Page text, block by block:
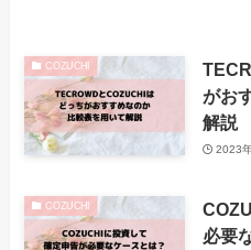
COZUCHI
がお
解説
2023
COZUCHI
必要